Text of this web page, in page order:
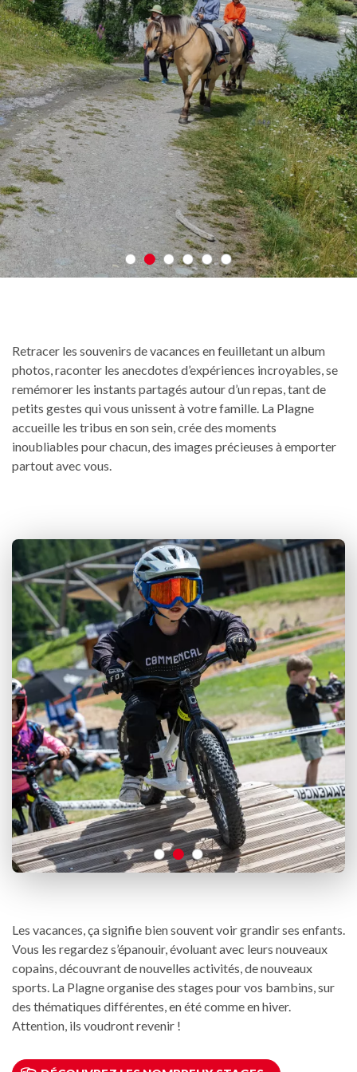
Retracer les souvenirs de vacances en feuilletant un album
photos, raconter les anecdotes d’expériences incroyables, se
remémorer les instants partagés autour d’un repas, tant de
petits gestes qui vous unissent à votre famille. La Plagne
accueille les tribus en son sein, crée des moments
inoubliables pour chacun, des images précieuses à emporter
partout avec vous.
Les vacances, ça signifie bien souvent voir grandir ses enfants.
Vous les regardez s’épanouir, évoluant avec leurs nouveaux
copains, découvrant de nouvelles activités, de nouveaux
sports. La Plagne organise des stages pour vos bambins, sur
des thématiques différentes, en été comme en hiver.
Attention, ils voudront revenir !